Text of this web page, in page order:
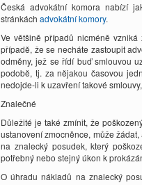
Česká advokátní komora nabízí
stránkách advokátní komory.
Ve většině případů nicméně
případě, že se necháte zastoupit
odměny, jež se řídí buď smlouvou
podobě, tj. za nějakou časovou
nedojde-li k uzavření takové
Znalečné
Důležité je také zmínit, že
ustanovení zmocněnce, může
na znalecký posudek, který
potřebný nebo stejný úkon k
O úhradu nákladů na znalecký